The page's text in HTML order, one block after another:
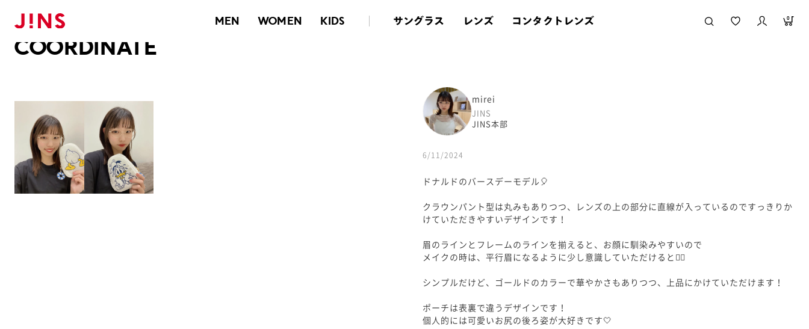
MEN WOMEN KIDS サングラス レンズ コンタクトレンズ 0
メガネのJINS TOP
COORDINATE
mirei
JINS
JINS本部
6/11/2024
ドナルドのバースデーモデル🎈
クラウンパント型は丸みもありつつ、レンズの上の部分に直線が入っているのですっきりか
けていただきやすいデザインです！
眉のラインとフレームのラインを揃えると、お顔に馴染みやすいので
メイクの時は、平行眉になるように少し意識していただけると🙆‍♀️
シンプルだけど、ゴールドのカラーで華やかさもありつつ、上品にかけていただけます！
ポーチは表裏で違うデザインです！
個人的には可愛いお尻の後ろ姿が大好きです🤍